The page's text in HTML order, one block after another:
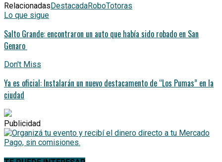
RelacionadasDestacadaRoboTotoras
Lo que sigue
Salto Grande: encontraron un auto que había sido robado en San
Genaro
Don't Miss
Ya es oficial: Instalarán un nuevo destacamento de “Los Pumas” en la
ciudad
Publicidad